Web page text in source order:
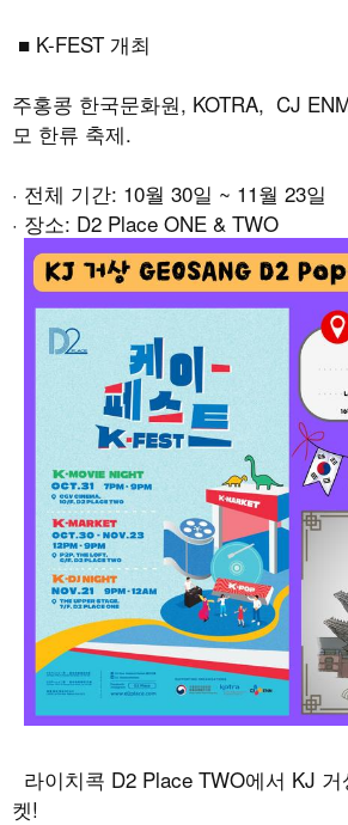
■ K-FEST 개최
주홍콩 한국문화원, KOTRA, CJ
모 한류 축제.
· 전체 기간: 10월 30일 ~ 11월 23일
· 장소: D2 Place ONE & TWO
라이치콕 D2 Place TWO에서 KJ
켓!